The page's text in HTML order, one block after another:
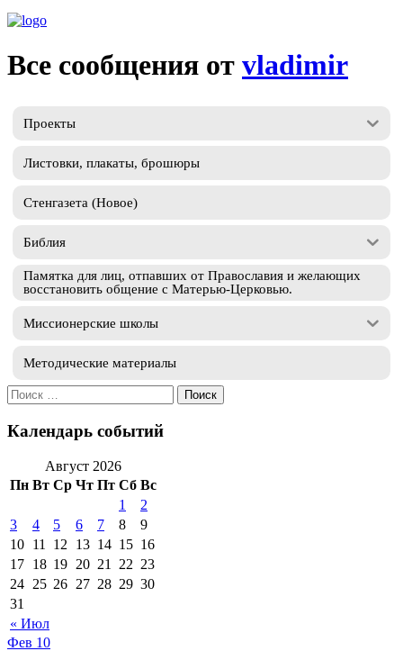
Все сообщения от vladimir
Проекты
Листовки, плакаты, брошюры
Стенгазета (Новое)
Библия
Памятка для лиц, отпавших от Православия и желающих
восстановить общение с Матерью-Церковью.
Миссионерские школы
Методические материалы
Искать:
Календарь событий
Август 2026
Пн Вт Ср Чт Пт Сб Вс
« Июл
1
2
3
4 5 6 7 8
9
10 11 12 13 14 15 16
17 18 19 20 21 22 23
24 25 26 27 28 29 30
31
Фев 10